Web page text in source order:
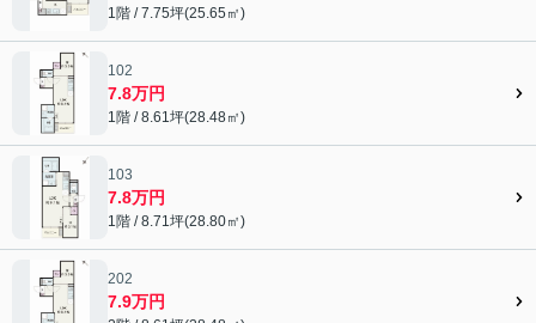
1階 / 7.75坪(25.65㎡)
102
7.8万円
1階 / 8.61坪(28.48㎡)
103
7.8万円
1階 / 8.71坪(28.80㎡)
202
7.9万円